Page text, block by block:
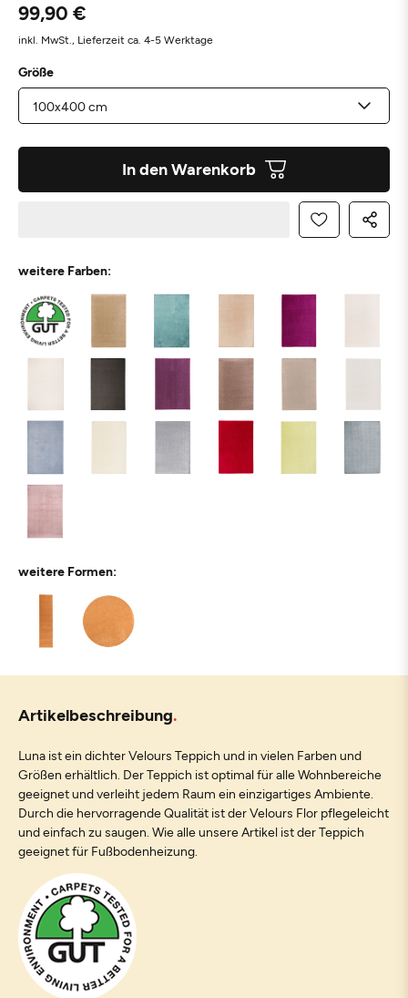
99,90 €
inkl. MwSt., Lieferzeit ca. 4-5 Werktage
Größe
In den Warenkorb
weitere Farben:
weitere Formen:
Artikelbeschreibung
Luna ist ein dichter Velours Teppich und in vielen Farben und
Größen erhältlich. Der Teppich ist optimal für alle Wohnbereiche
geeignet und verleiht jedem Raum ein einzigartiges Ambiente.
Durch die hervorragende Qualität ist der Velours Flor pflegeleicht
und einfach zu saugen. Wie alle unsere Artikel ist der Teppich
geeignet für Fußbodenheizung.